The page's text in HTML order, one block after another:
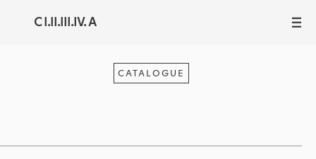
C I.II.III.IV. A III
CATALOGUE